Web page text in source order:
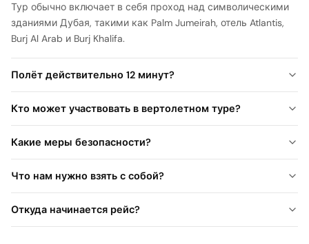
Тур обычно включает в себя проход над символическими
зданиями Дубая, такими как Palm Jumeirah, отель Atlantis,
Burj Al Arab и Burj Khalifa.
Полёт действительно 12 минут?
Кто может участвовать в вертолетном туре?
Какие меры безопасности?
Что нам нужно взять с собой?
Откуда начинается рейс?